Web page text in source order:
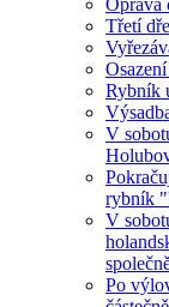
Oprava
Třetí
Rybník
V
rybník
V
Po